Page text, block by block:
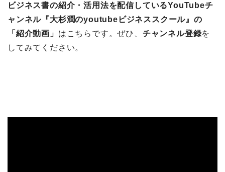
ビジネス書の紹介・活用法を配信しているYouTubeチ
ャンネル『大杉潤のyoutubeビジネススクール』の
「紹介動画」 はこちらです。ぜひ、 チャンネル登録を
してみてください。